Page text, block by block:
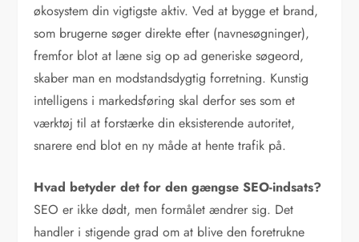
økosystem din vigtigste aktiv. Ved at bygge et brand,
som brugerne søger direkte efter (navnesøgninger),
fremfor blot at læne sig op ad generiske søgeord,
skaber man en modstandsdygtig forretning. Kunstig
intelligens i markedsføring skal derfor ses som et
værktøj til at forstærke din eksisterende autoritet,
snarere end blot en ny måde at hente trafik på.
Hvad betyder det for den gængse SEO-indsats?
SEO er ikke dødt, men formålet ændrer sig. Det
handler i stigende grad om at blive den foretrukne